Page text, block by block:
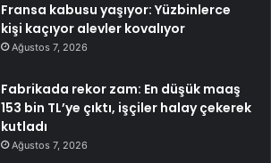
Fransa kabusu yaşıyor: Yüzbinlerce
kişi kaçıyor alevler kovalıyor
Ağustos 7, 2026
Fabrikada rekor zam: En düşük maaş
153 bin TL’ye çıktı, işçiler halay çekerek
kutladı
Ağustos 7, 2026